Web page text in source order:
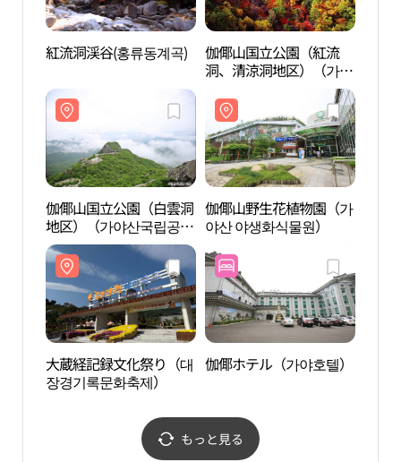
紅流洞渓谷(홍류동계곡)
伽倻山国立公園（紅流
洞、清涼洞地区）（가야
산국립공원（홍류동,청
량동지구））
伽倻山国立公園（白雲洞
地区）（가야산국립공원
（백운동 지구））
伽倻山野生花植物園（가
야산 야생화식물원）
大蔵経記録文化祭り（대
장경기록문화축제）
伽倻ホテル（가야호텔）
もっと見る